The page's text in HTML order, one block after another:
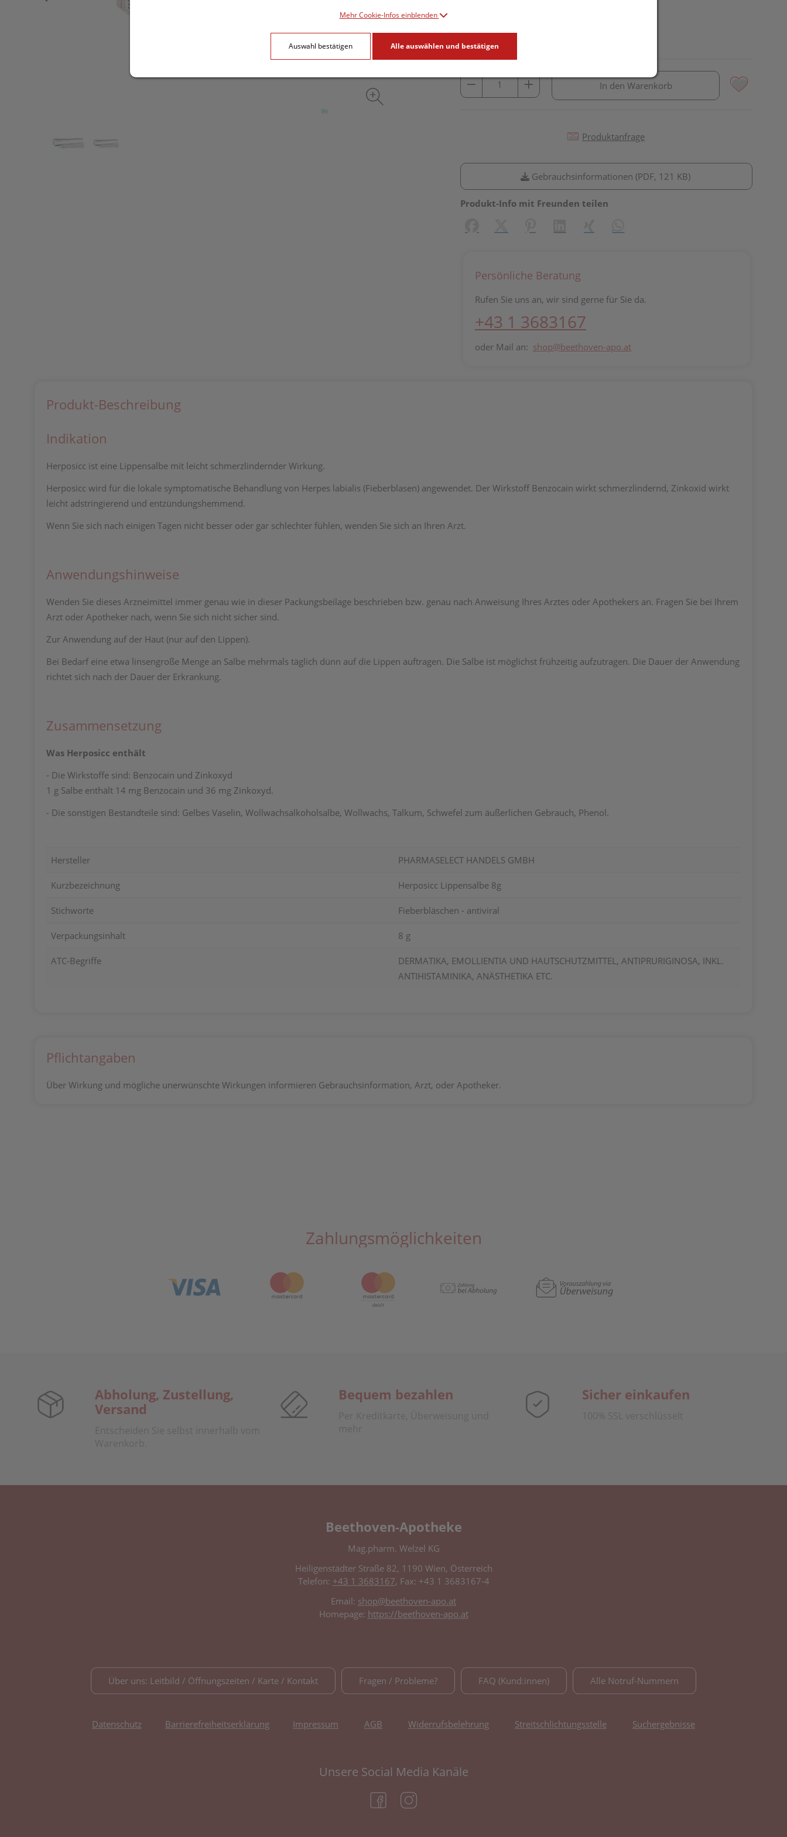
lieferbar
In den Warenkorb
Produktanfrage
Gebrauchsinformationen (PDF, 121 KB)
Produkt-Info mit Freunden teilen
Persönliche Beratung
Rufen Sie uns an, wir sind gerne für Sie da.
+43 1 3683167
oder Mail an: shop@beethoven-apo.at
Produkt-Beschreibung
Indikation
Herposicc ist eine Lippensalbe mit leicht schmerzlindernder Wirkung.
Herposicc wird für die lokale symptomatische Behandlung von Herpes labialis (Fieberblasen) angewendet. Der Wirkstoff Benzocain wirkt schmerzlindernd, Zinkoxid wirkt
leicht adstringierend und entzündungshemmend.
Wenn Sie sich nach einigen Tagen nicht besser oder gar schlechter fühlen, wenden Sie sich an Ihren Arzt.
Anwendungshinweise
Wenden Sie dieses Arzneimittel immer genau wie in dieser Packungsbeilage beschrieben bzw. genau nach Anweisung Ihres Arztes oder Apothekers an. Fragen Sie bei Ihrem
Arzt oder Apotheker nach, wenn Sie sich nicht sicher sind.
Zur Anwendung auf der Haut (nur auf den Lippen).
Bei Bedarf eine etwa linsengroße Menge an Salbe mehrmals täglich dünn auf die Lippen auftragen. Die Salbe ist möglichst frühzeitig aufzutragen. Die Dauer der Anwendung
richtet sich nach der Dauer der Erkrankung.
Zusammensetzung
Was Herposicc enthält
- Die Wirkstoffe sind: Benzocain und Zinkoxyd
1 g Salbe enthält 14 mg Benzocain und 36 mg Zinkoxyd.
- Die sonstigen Bestandteile sind: Gelbes Vaselin, Wollwachsalkoholsalbe, Wollwachs, Talkum, Schwefel zum äußerlichen Gebrauch, Phenol.
Hersteller PHARMASELECT HANDELS GMBH
Kurzbezeichnung Herposicc Lippensalbe 8g
Stichworte Fieberbläschen - antiviral
Verpackungsinhalt 8 g
ATC-Begriffe
DERMATIKA, EMOLLIENTIA UND HAUTSCHUTZMITTEL, ANTIPRURIGINOSA, INKL.
ANTIHISTAMINIKA, ANÄSTHETIKA ETC.
Pflichtangaben
Über Wirkung und mögliche unerwünschte Wirkungen informieren Gebrauchsinformation, Arzt, oder Apotheker.
Zahlungsmöglichkeiten
Abholung, Zustellung,
Versand
Entscheiden Sie selbst innerhalb vom
Warenkorb.
Bequem bezahlen
Per Kreditkarte, Überweisung und
mehr
Sicher einkaufen
100% SSL verschlüsselt
Beethoven-Apotheke
Mag.pharm. Welzel KG
Heiligenstädter Straße 82, 1190 Wien, Österreich
Telefon: +43 1 3683167, Fax: +43 1 3683167-4
Email: shop@beethoven-apo.at
Homepage: https://beethoven-apo.at
Über uns: Leitbild / Öffnungszeiten / Karte / Kontakt Fragen / Probleme? FAQ (Kund:innen) Alle Notruf-Nummern
Datenschutz Barrierefreiheitserklärung Impressum AGB Widerrufsbelehrung Streitschlichtungsstelle Suchergebnisse
Unsere Social Media Kanäle
(öffnet in neuem Tab)
Mehr Cookie-Infos einblenden
Auswahl bestätigen Alle auswählen und bestätigen